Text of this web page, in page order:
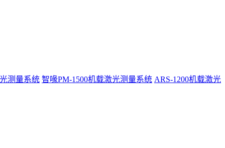
测量系统 智喙PM-1500机载激光测量系统 ARS-1200机载激光